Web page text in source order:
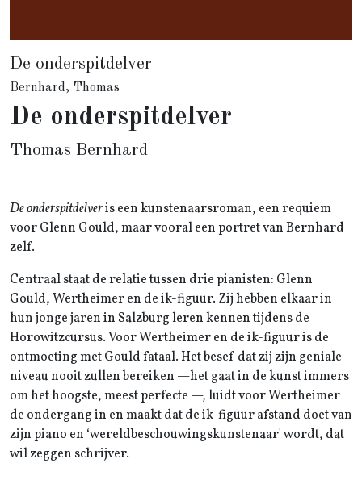
De onderspitdelver
Bernhard, Thomas
De onderspitdelver
Thomas Bernhard
De onderspitdelveris een kunstenaarsroman, een requiem
voor Glenn Gould, maar vooral een portret van Bernhard
zelf.
Centraal staat de relatie tussen drie pianisten: Glenn
Gould, Wertheimer en de ik-figuur. Zij hebben elkaar in
hun jonge jaren in Salzburg leren kennen tijdens de
Horowitzcursus. Voor Wertheimer en de ik-figuur is de
ontmoeting met Gould fataal. Het besef dat zij zijn geniale
niveau nooit zullen bereiken —het gaat in de kunst immers
om het hoogste, meest perfecte —, luidt voor Wertheimer
de ondergang in en maakt dat de ik-figuur afstand doet van
zijn piano en ‘wereldbeschouwingskunstenaar' wordt, dat
wil zeggen schrijver.